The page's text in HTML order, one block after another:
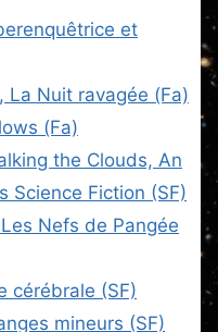
et
La Nuit ravagée (Fa)
(Fa)
the Clouds, An
Science Fiction (SF)
Nefs de Pangée
cérébrale (SF)
mineurs (SF)